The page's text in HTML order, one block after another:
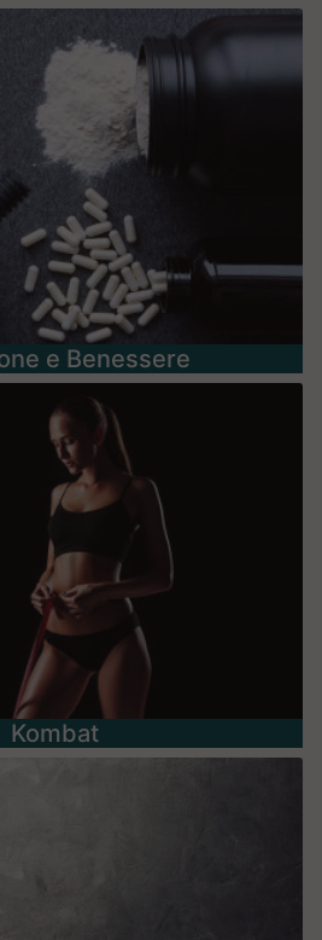
e Benessere
Kombat